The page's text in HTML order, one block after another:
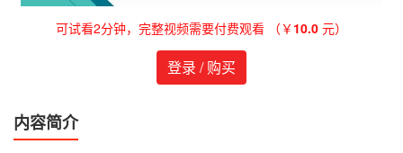
可试看2分钟，完整视频需要付费观看 （￥ 10.0 元）
登录 / 购买
内容简介